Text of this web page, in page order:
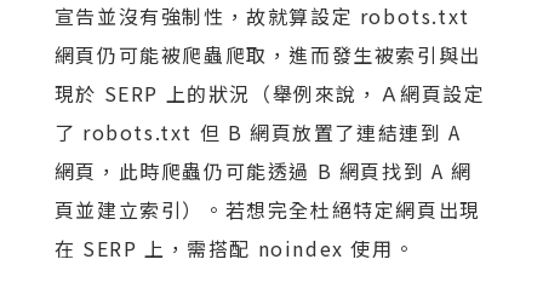
宣告並沒有強制性，故就算設定 robots.txt
網頁仍可能被爬蟲爬取，進而發生被索引與出
現於 SERP 上的狀況（舉例來說，Ａ網頁設定
了 robots.txt 但 B 網頁放置了連結連到 A
網頁，此時爬蟲仍可能透過 B 網頁找到 A 網
頁並建立索引）。若想完全杜絕特定網頁出現
在 SERP 上，需搭配 noindex 使用。